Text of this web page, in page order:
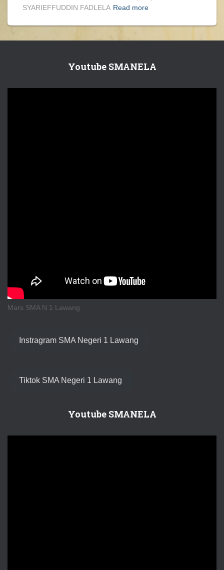
SYARIEFFUDDIN FADLELA Read more
Youtube SMANELA
Mars SMA N 1 Lawang
Instragram SMA Negeri 1 Lawang
Tiktok SMA Negeri 1 Lawang
Youtube SMANELA